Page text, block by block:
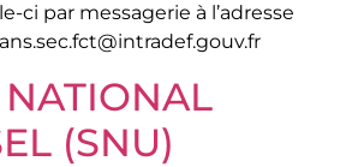
ci par messagerie à l’adresse
NATIONAL
(SNU)